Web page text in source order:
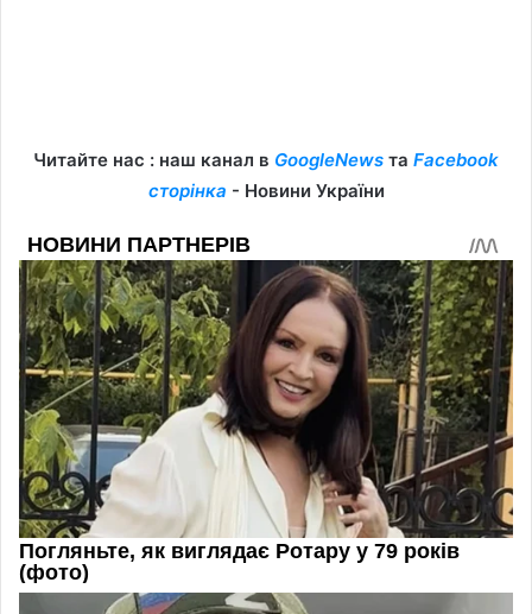
Читайте нас : наш канал в GoogleNews та Facebook
сторінка - Новини України